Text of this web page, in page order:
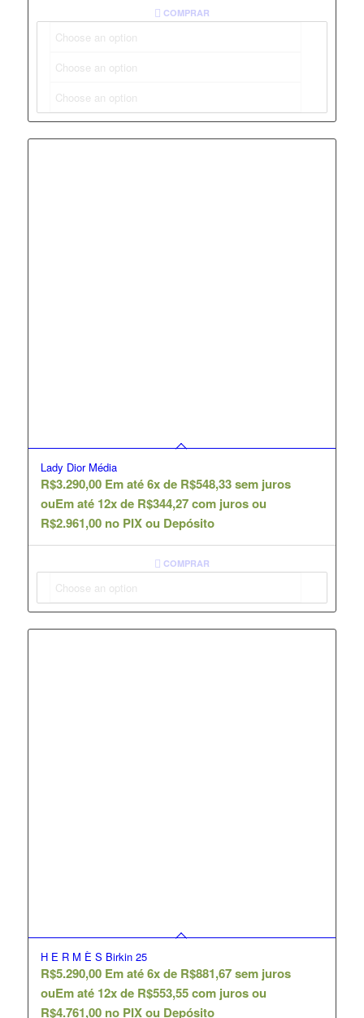
COMPRAR
Lady Dior Média
R$3.290,00 Em até 6x de R$548,33sem juros
ouEm até 12x de R$344,27com juros ou
R$2.961,00 no PIX ou Depósito
COMPRAR
H E R M È S Birkin 25
R$5.290,00 Em até 6x de R$881,67sem juros
ouEm até 12x de R$553,55com juros ou
R$4.761,00 no PIX ou Depósito